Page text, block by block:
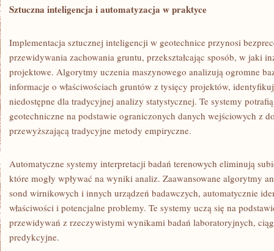
Sztuczna inteligencja i automatyzacja w praktyce
Implementacja sztucznej inteligencji w geotechnice przynosi
przewidywania zachowania gruntu, przekształcając sposób, w jaki
projektowe. Algorytmy uczenia maszynowego analizują ogromne
informacje o właściwościach gruntów z tysięcy projektów,
niedostępne dla tradycyjnej analizy statystycznej. Te systemy
geotechniczne na podstawie ograniczonych danych wejściowych z
przewyższającą tradycyjne metody empiryczne.
Automatyczne systemy interpretacji badań terenowych eliminują
które mogły wpływać na wyniki analiz. Zaawansowane algorytmy
sond wirnikowych i innych urządzeń badawczych, automatycznie
właściwości i potencjalne problemy. Te systemy uczą się na
przewidywań z rzeczywistymi wynikami badań laboratoryjnych,
predykcyjne.